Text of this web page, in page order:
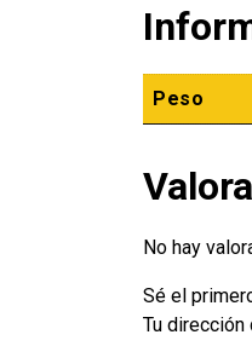
Peso
No hay
Sé el
Tu dirección